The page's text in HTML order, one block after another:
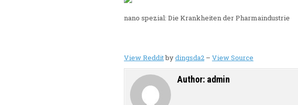
nano spezial: Die Krankheiten der Pharmaindustrie
View Redditbydingsda2 – View Source
Author: admin